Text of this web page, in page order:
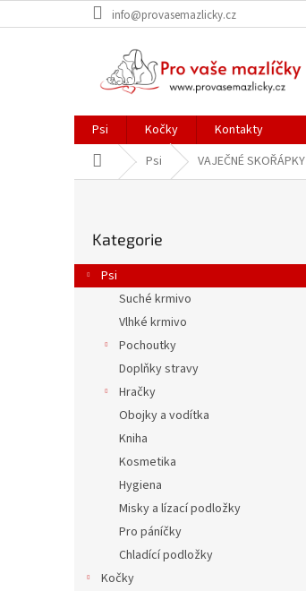
na
info@provasemazlicky.cz
Psi Kočky
Kontakty
Domů Psi VAJEČNÉ SKOŘÁPKY
r
a
kategorie
Kategorie
Psi
Suché krmivo
Vlhké krmivo
Pochoutky
Doplňky stravy
Hračky
Obojky a vodítka
Kniha
Kosmetika
Hygiena
Misky a lízací podložky
Pro páníčky
Chladící podložky
Kočky